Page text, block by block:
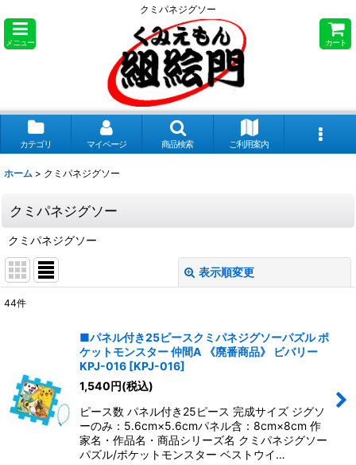
クミパネジグソー
メニュー カート
カテゴリ マイページ 商品検索 ご利用案内
ホーム > クミパネジグソー
クミパネジグソー
クミパネジグソー
表示順変更
絞り込む
44件
■パネル付き25ピースクミパネジグソーパズル ポ
ケットモンスター 仲間A 《廃番商品》 ビバリー
KPJ-016 [KPJ-016]
1,540円(税込)
ピース数 パネル付き25ピース 完成サイズ ジグソ
ーのみ：5.6cm×5.6cmパネル含：8cm×8cm 作
家名・作品名・商品シリーズ名 クミパネジグソー
パズル/ポケットモンスター ベストウイ…